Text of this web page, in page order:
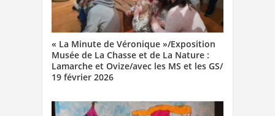
« La Minute de Véronique »/Exposition
Musée de La Chasse et de La Nature :
Lamarche et Ovize/avec les MS et les GS/
19 février 2026